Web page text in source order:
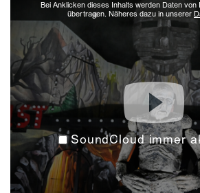
Bei Anklicken dieses Inhalts werden Daten von
übertragen. Näheres dazu in unserer
SoundCloud immer